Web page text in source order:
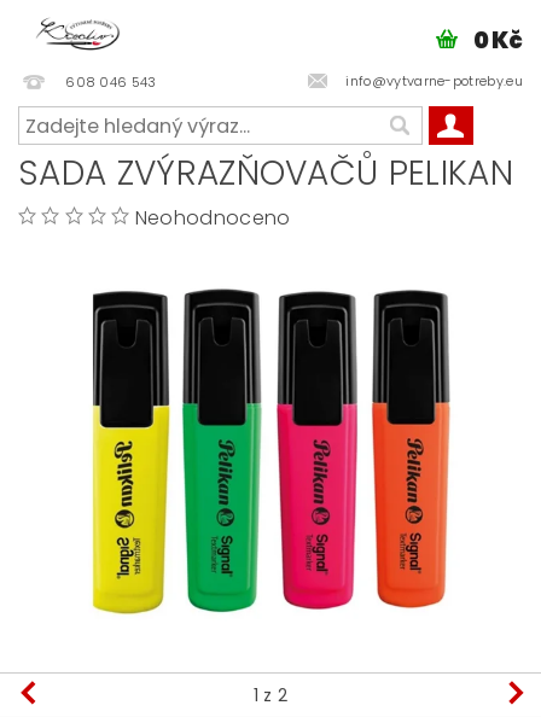
608 046 543 info@vytvarne-potreby.eu
0 Kč
SADA ZVÝRAZŇOVAČŮ PELIKAN
Neohodnoceno
1 z 2